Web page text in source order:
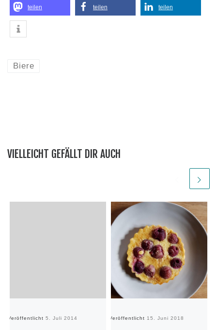
teilen teilen teilen
Biere
VIELLEICHT GEFÄLLT DIR AUCH
Veröffentlicht 5. Juli 2014 Veröffentlicht 15. Juni 2018